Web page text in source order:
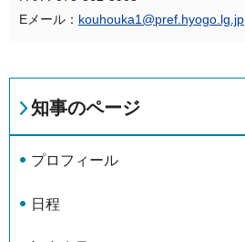
Eメール： kouhouka1@pref.hyogo.lg.jp
知事のページ
プロフィール
日程